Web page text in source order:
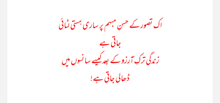
اک تصور کے حسنِ مبہم پر ساری ہستی لٹائی
جاتی ہے
زندگی ترکِ آرزو کے بعد کیسے سانسوں میں
ڈھالی جاتی ہے!